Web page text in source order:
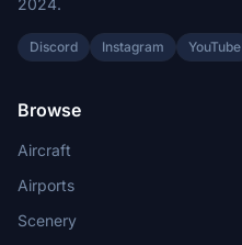
2024.
Discord Instagram YouTube
Browse
Aircraft
Airports
Scenery